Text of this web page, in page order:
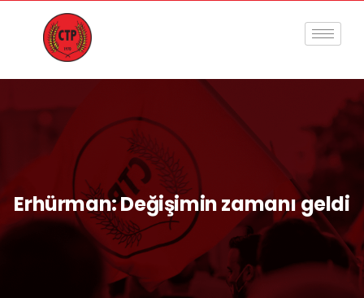
Erhürman: Değişimin zamanı geldi